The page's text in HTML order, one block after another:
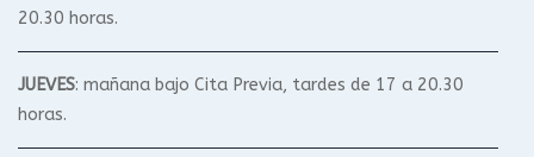
20.30 horas.
JUEVES: mañana bajo Cita Previa, tardes de 17 a 20.30
horas.